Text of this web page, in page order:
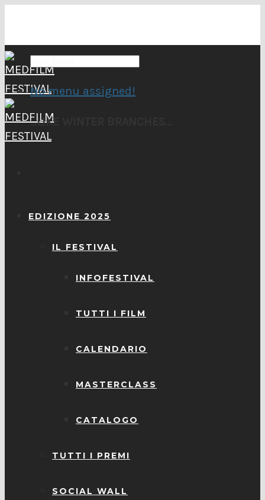
EDIZIONE 2025
IL FESTIVAL
INFOFESTIVAL
TUTTI I FILM
CALENDARIO
MASTERCLASS
CATALOGO
TUTTI I PREMI
SOCIAL WALL
No menu assigned!
…LIKE WINTER BRANCHES…